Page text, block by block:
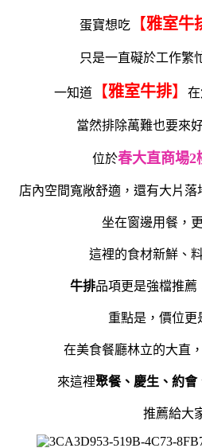
蛋寶想吃 【雅室牛
只是一直礙於工作繁
一知道 【雅室牛排】 在
當然排除萬難也要來
位於春大直商場2
店內空間寬敞舒適，還有大片落
坐在窗邊用餐，
這裡的食材新鮮、
牛排品項更是強檔推薦
重點是，價位更
在美食餐廳林立的大直
來這裡聚餐、慶生、約會
推薦給大